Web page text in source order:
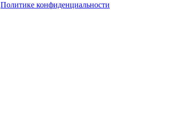
Политике конфиденциальности